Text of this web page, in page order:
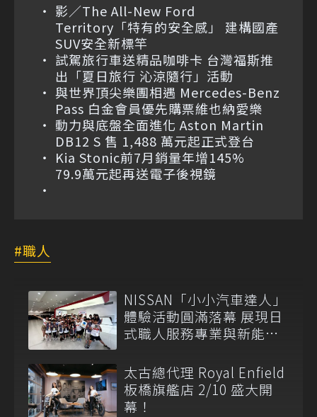
影／The All-New Ford
Territory「特有的安全感」 建構國產
SUV安全新標竿
試駕旅行車送精品咖啡卡 台灣福斯推
出「夏日旅行 沁涼隨行」活動
與世界頂尖樂團相遇 Mercedes-Benz
Pass 白金會員優先購票維也納愛樂
動力與底盤全面進化 Aston Martin
DB12 S 售 1,488 萬元起正式登台
Kia Stonic前7月銷量年增145%
79.9萬元起再送電子後視鏡
職人
NISSAN「小小汽車達人」
體驗活動圓滿落幕 展現日
式職人服務專業與新能源
太古總代理 Royal Enfield
板橋旗艦店 2/10 盛大開
幕！